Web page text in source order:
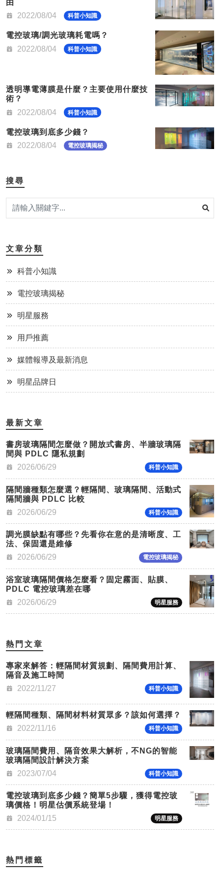
由
2022/08/04
科普小知識
電控玻璃/調光玻璃耗電嗎？
2022/08/04
科普小知識
透明導電薄膜是什麼？主要使用什麼技
術？
2022/08/04
科普小知識
電控玻璃到底多少錢？
2022/08/04
電控玻璃揭秘
搜尋
文章分類
科普小知識
電控玻璃揭秘
明星服務
用戶推薦
媒體報導及最新消息
明星品牌日
最新文章
書房玻璃隔間怎麼做？開放式書房、半牆玻璃隔
間與 PDLC 隱私規劃
2026/06/29
科普小知識
隔間牆種類怎麼選？輕隔間、玻璃隔間、活動式
隔間牆與 PDLC 比較
2026/06/29
科普小知識
調光膜缺點有哪些？先看你在意的是清晰度、工
法、保固還是維修
2026/06/29
電控玻璃揭秘
浴室玻璃隔間價格怎麼看？固定霧面、貼膜、
PDLC 電控玻璃差在哪
2026/06/29
明星服務
熱門文章
專家來解答：輕隔間材質規劃、隔間費用計算、
隔音及施工時間
2022/11/27
科普小知識
輕隔間種類、隔間材料材質眾多？該如何選擇？
2022/11/16
科普小知識
玻璃隔間費用、隔音效果大解析，不NG的智能
玻璃隔間設計解決方案
2023/07/04
科普小知識
電控玻璃到底多少錢？簡單5步驟，獲得電控玻
璃價格！明星估價系統登場！
2024/01/15
明星服務
熱門標籤